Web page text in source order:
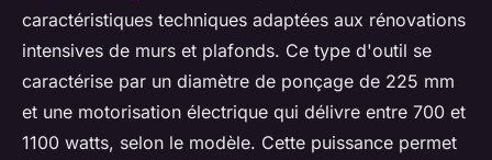
caractéristiques techniques adaptées aux rénovations
intensives de murs et plafonds. Ce type d'outil se
caractérise par un diamètre de ponçage de 225 mm
et une motorisation électrique qui délivre entre 700 et
1100 watts, selon le modèle. Cette puissance permet